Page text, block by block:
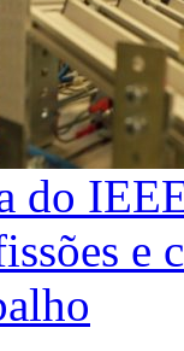
do
e